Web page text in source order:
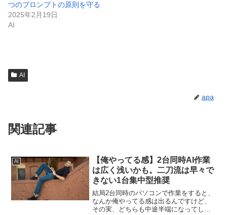
つのプロンプトの原則を守る
2025年2月19日
AI
AI
apa
関連記事
AI
【俺やってる感】2台同時AI作業
は広く浅いかも。二刀流は早々で
きない1台集中型推奨
結局2台同時のパソコンで作業をすると、
なんか俺やってる感は出るんですけど、
その実、どちらも中途半端になってしま